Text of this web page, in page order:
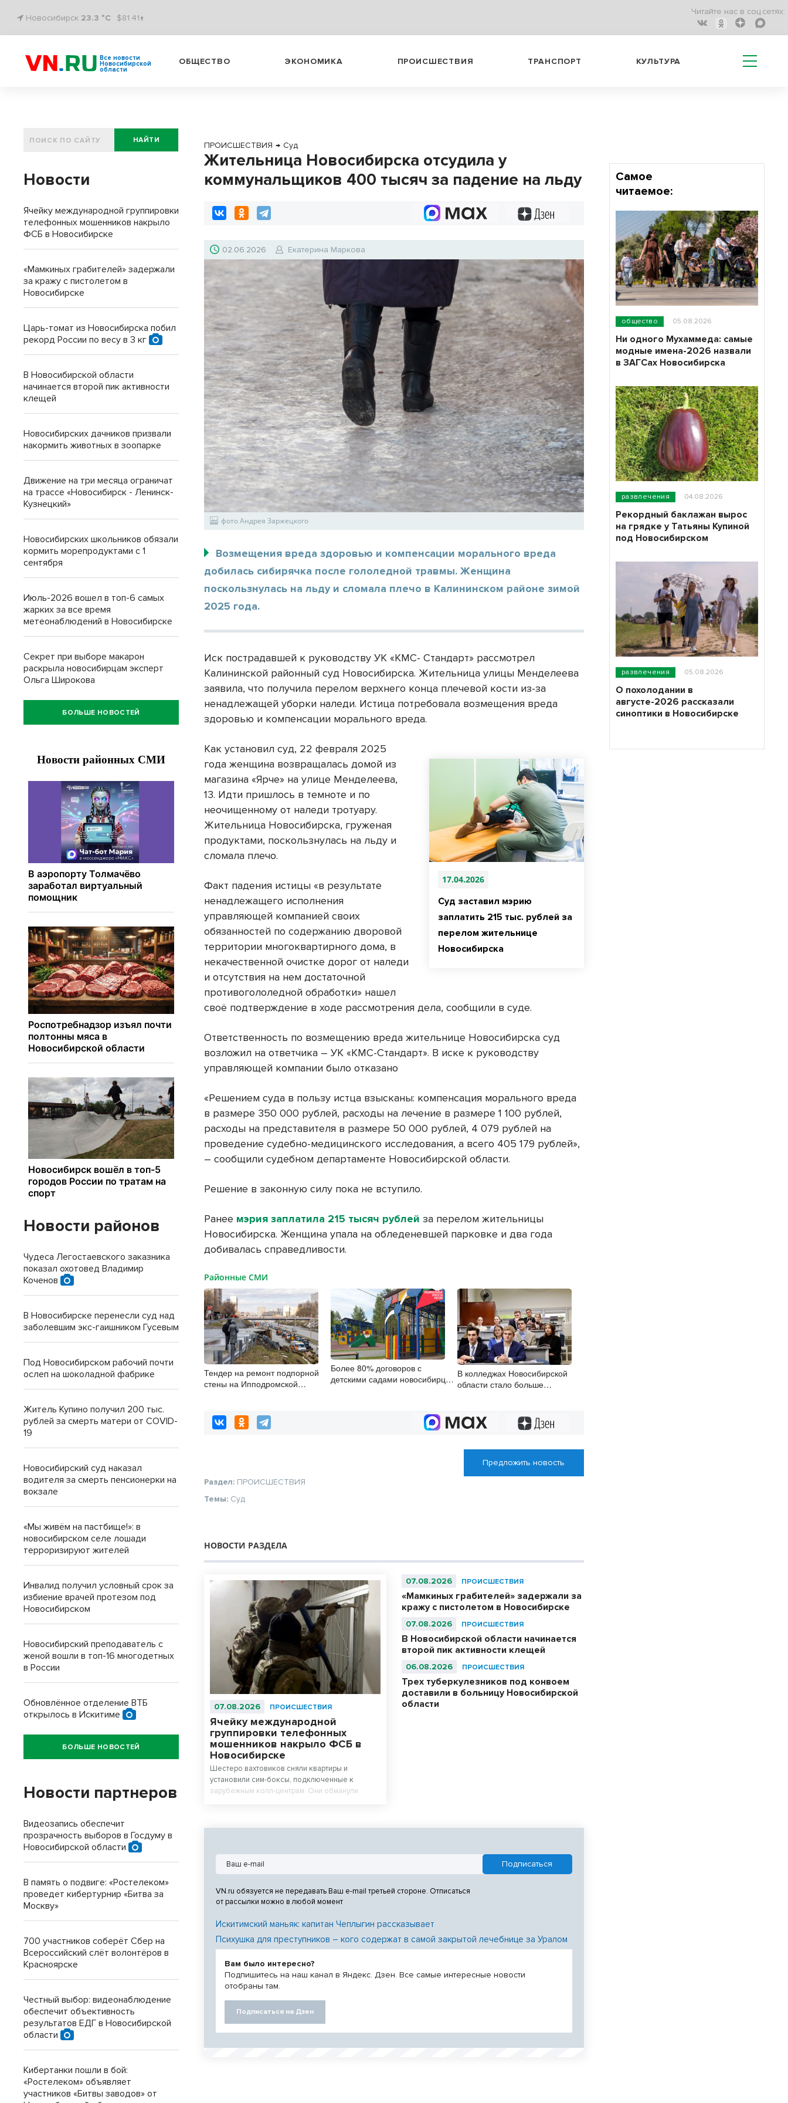
Новосибирск 23.3 °C $81.41↑
Читайте нас в соц.сетях:
Все новости
Новосибирской
области
ОБЩЕСТВО ЭКОНОМИКА ПРОИСШЕСТВИЯ ТРАНСПОРТ КУЛЬТУРА
ПРОИСШЕСТВИЯ → Суд
Жительница Новосибирска отсудила у
коммунальщиков 400 тысяч за падение на льду
02.06.2026 Екатерина Маркова
фото Андрея Заржецкого
Возмещения вреда здоровью и компенсации морального вреда
добилась сибирячка после гололедной травмы. Женщина
поскользнулась на льду и сломала плечо в Калининском районе зимой
2025 года.
Иск пострадавшей к руководству УК «КМС- Стандарт» рассмотрел
Калининской районный суд Новосибирска. Жительница улицы Менделеева
заявила, что получила перелом верхнего конца плечевой кости из-за
ненадлежащей уборки наледи. Истица потребовала возмещения вреда
здоровью и компенсации морального вреда.
17.04.2026
Суд заставил мэрию
заплатить 215 тыс. рублей за
перелом жительнице
Новосибирска
Как установил суд, 22 февраля 2025
года женщина возвращалась домой из
магазина «Ярче» на улице Менделеева,
13. Идти пришлось в темноте и по
неочищенному от наледи тротуару.
Жительница Новосибирска, груженая
продуктами, поскользнулась на льду и
сломала плечо.
Факт падения истицы «в результате
ненадлежащего исполнения
управляющей компанией своих
обязанностей по содержанию дворовой
территории многоквартирного дома, в
некачественной очистке дорог от наледи
и отсутствия на нем достаточной
противогололедной обработки» нашел
своё подтверждение в ходе рассмотрения дела, сообщили в суде.
Ответственность по возмещению вреда жительнице Новосибирска суд
возложил на ответчика – УК «КМС-Стандарт». В иске к руководству
управляющей компании было отказано
«Решением суда в пользу истца взысканы: компенсация морального вреда
в размере 350 000 рублей, расходы на лечение в размере 1 100 рублей,
расходы на представителя в размере 50 000 рублей, 4 079 рублей на
проведение судебно-медицинского исследования, а всего 405 179 рублей»,
– сообщили судебном департаменте Новосибирской области.
Решение в законную силу пока не вступило.
Ранее мэрия заплатила 215 тысяч рублей за перелом жительницы
Новосибирска. Женщина упала на обледеневшей парковке и два года
добивалась справедливости.
Районные СМИ
Тендер на ремонт подпорной
стены на Ипподромской
Более 80% договоров с
детскими садами новосибирцы
В колледжах Новосибирской
области стало больше
Предложить новость
Раздел: ПРОИСШЕСТВИЯ
Темы: Суд
НОВОСТИ РАЗДЕЛА
07.08.2026 ПРОИСШЕСТВИЯ
Ячейку международной
группировки телефонных
мошенников накрыло ФСБ в
Новосибирске
Шестеро вахтовиков сняли квартиры и
установили сим-боксы, подключенные к
зарубежным колл-центрам. Они обманули
07.08.2026 ПРОИСШЕСТВИЯ
«Мамкиных грабителей» задержали за
кражу с пистолетом в Новосибирске
07.08.2026 ПРОИСШЕСТВИЯ
В Новосибирской области начинается
второй пик активности клещей
06.08.2026 ПРОИСШЕСТВИЯ
Трех туберкулезников под конвоем
доставили в больницу Новосибирской
области
VN.ru обязуется не передавать Ваш e-mail третьей стороне. Отписаться
от рассылки можно в любой момент
Искитимский маньяк: капитан Чеплыгин рассказывает
Психушка для преступников – кого содержат в самой закрытой лечебнице за Уралом
Вам было интересно?
Подпишитесь на наш канал в Яндекс. Дзен. Все самые интересные новости
отобраны там.
Подписаться на Дзен
НАЙТИ
Новости
Ячейку международной группировки
телефонных мошенников накрыло
ФСБ в Новосибирске
«Мамкиных грабителей» задержали
за кражу с пистолетом в
Новосибирске
Царь-томат из Новосибирска побил
рекорд России по весу в 3 кг
В Новосибирской области
начинается второй пик активности
клещей
Новосибирских дачников призвали
накормить животных в зоопарке
Движение на три месяца ограничат
на трассе «Новосибирск - Ленинск-
Кузнецкий»
Новосибирских школьников обязали
кормить морепродуктами с 1
сентября
Июль-2026 вошел в топ-6 самых
жарких за все время
метеонаблюдений в Новосибирске
Секрет при выборе макарон
раскрыла новосибирцам эксперт
Ольга Широкова
БОЛЬШЕ НОВОСТЕЙ
Новости районов
Чудеса Легостаевского заказника
показал охотовед Владимир
Коченов
В Новосибирске перенесли суд над
заболевшим экс-гаишником Гусевым
Под Новосибирском рабочий почти
ослеп на шоколадной фабрике
Житель Купино получил 200 тыс.
рублей за смерть матери от COVID-
19
Новосибирский суд наказал
водителя за смерть пенсионерки на
вокзале
«Мы живём на пастбище!»: в
новосибирском селе лошади
терроризируют жителей
Инвалид получил условный срок за
избиение врачей протезом под
Новосибирском
Новосибирский преподаватель с
женой вошли в топ-16 многодетных
в России
Обновлённое отделение ВТБ
открылось в Искитиме
БОЛЬШЕ НОВОСТЕЙ
Новости партнеров
Видеозапись обеспечит
прозрачность выборов в Госдуму в
Новосибирской области
В память о подвиге: «Ростелеком»
проведет кибертурнир «Битва за
Москву»
700 участников соберёт Сбер на
Всероссийский слёт волонтёров в
Красноярске
Честный выбор: видеонаблюдение
обеспечит объективность
результатов ЕДГ в Новосибирской
области
Кибертанки пошли в бой:
«Ростелеком» объявляет
участников «Битвы заводов» от
Самое
читаемое:
общество 05.08.2026
Ни одного Мухаммеда: самые
модные имена-2026 назвали
в ЗАГСах Новосибирска
развлечения 04.08.2026
Рекордный баклажан вырос
на грядке у Татьяны Купиной
под Новосибирском
развлечения 05.08.2026
О похолодании в
августе-2026 рассказали
синоптики в Новосибирске